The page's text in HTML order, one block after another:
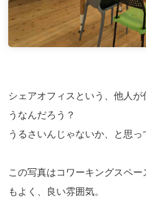
シェアオフィスという、他人
うなんだろう？
うるさいんじゃないか、と思っ
この写真はコワーキングスペ
もよく、良い雰囲気。